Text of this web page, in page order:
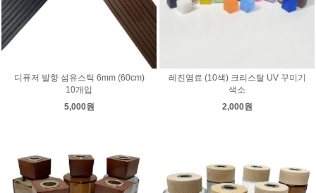
디퓨저 발향 섬유스틱 6mm (60cm)
10개입
5,000원
레진염료 (10색) 크리스탈 UV 꾸미기
색소
2,000원